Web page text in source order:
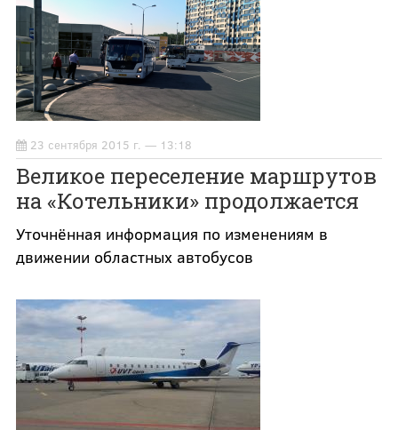
23 сентября 2015 г. — 13:18
Великое переселение маршрутов
на «Котельники» продолжается
Уточнённая информация по изменениям в
движении областных автобусов